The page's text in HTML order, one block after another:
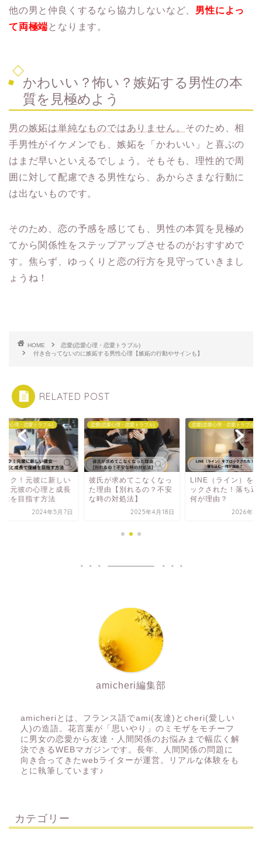
他の男と仲良くするなら協力しないなど、 男性によっ
て両極端 となります。
かわいい？怖い？嫉妬する男性の本
質を見極めよう
男の嫉妬は単純なものではありません。 そのため、相
手男性がイケメンでも、嫉妬を「かわいい」と喜ぶの
はまだ早いといえるでしょう。そもそも、理性的で周
囲に対して配慮できる男性なら、あからさまな行動に
は出ないものです。
そのため、恋の予感を感じても、男性の本質を見極め
てから関係性をステップアップさせるのがおすすめで
す。焦らず、ゆっくりと恋の行方を見守っていきまし
ょうね！
HOME
恋愛(恋愛心理・恋愛トラブル)
付き合ってないのに嫉妬する男性心理【嫉妬の行動やサインも】
RELATED POST
愛心理・恋愛トラブル)
ック！元彼に新しい
…元彼の心理と成長
縁を目指す方法
2024年5月7日
恋愛(恋愛心理・恋愛トラブル)
彼氏が求めてこなくなっ
た理由【別れるの？不安
な時の対処法】
2025年4月18日
恋愛(恋愛心理・恋愛トラブル)
LINE（ライン）を
ックされた！落ち
何が理由？
2026年3
amicheri編集部
amicheriとは、フランス語でami(友達)とcheri(愛しい
人)の造語。花言葉が「思いやり」のミモザをモチーフ
に男女の恋愛から友達・人間関係のお悩みまで幅広く解
決できるWEBマガジンです。長年、人間関係の問題に
向き合ってきたwebライターが運営。リアルな体験をも
とに執筆しています♪
カテゴリー